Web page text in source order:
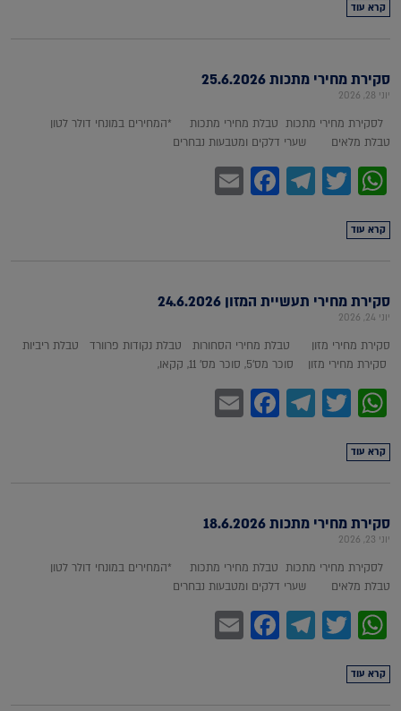
קרא עוד
סקירת מחירי מתכות 25.6.2026
יוני 28, 2026
לסקירת מחירי מתכות טבלת מחירי מתכות *המחירים במונחי דולר לטון
טבלת מלאים שערי דלקים ומטבעות נבחרים
WhatsApp
Twitter
Telegram
Facebook
קרא עוד
סקירת מחירי תעשיית המזון 24.6.2026
יוני 24, 2026
סקירת מחירי מזון טבלת מחירי הסחורות טבלת נקודות פרוורד טבלת ריביות
סקירת מחירי מזון סוכר מס'5, סוכר מס' 11, קקאו,
WhatsApp
Twitter
Telegram
Facebook
קרא עוד
סקירת מחירי מתכות 18.6.2026
יוני 23, 2026
לסקירת מחירי מתכות טבלת מחירי מתכות *המחירים במונחי דולר לטון
טבלת מלאים שערי דלקים ומטבעות נבחרים
WhatsApp
Twitter
Telegram
Facebook
קרא עוד